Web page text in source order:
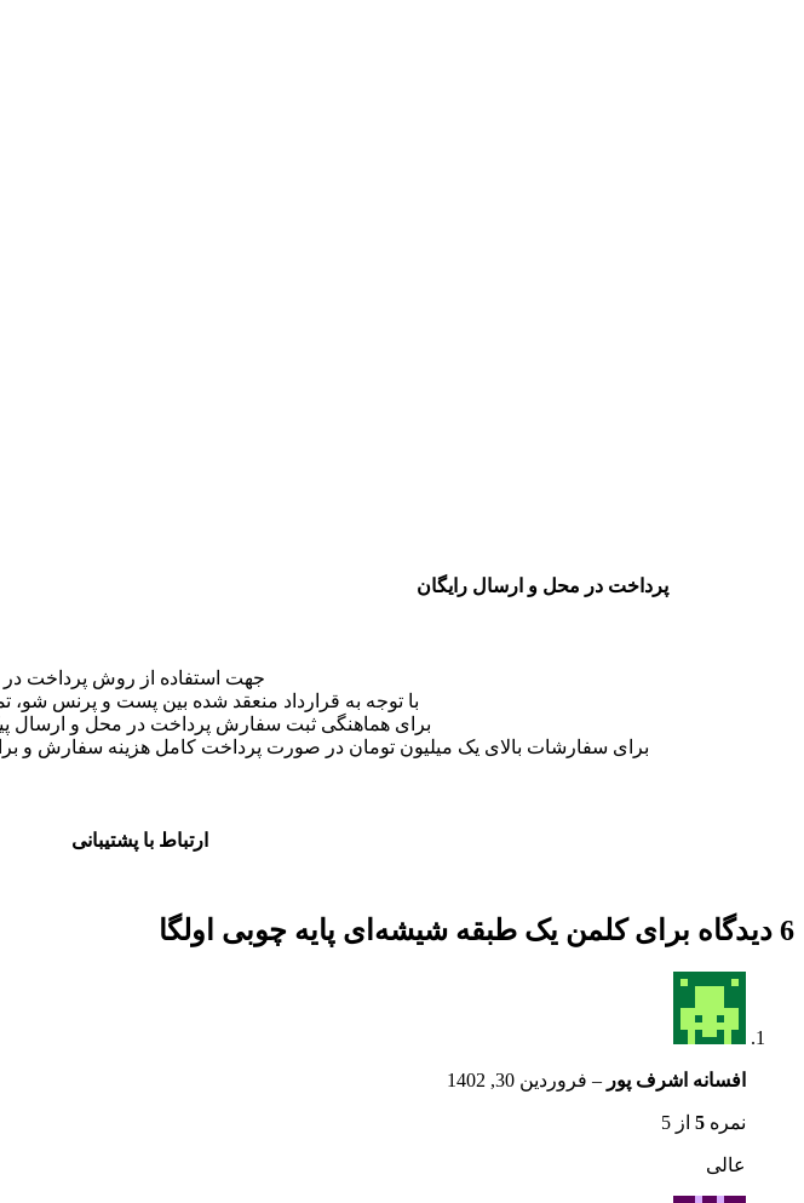
پرداخت در محل و ارسال رایگان
جهت استفاده از روش پرداخت در
با توجه به قرارداد منعقد شده بین پست و پرنس
برای هماهنگی ثبت سفارش پرداخت در محل و ارسال
برای سفارشات بالای یک میلیون تومان در صورت پرداخت کامل هزینه سفارش و برای تمامی
ارتباط با پشتیبانی
6 دیدگاه برای کلمن یک طبقه شیشه‌ای پایه چوبی اولگا
افسانه اشرف پور – فروردین 30, 1402
نمره 5 از 5
عالی